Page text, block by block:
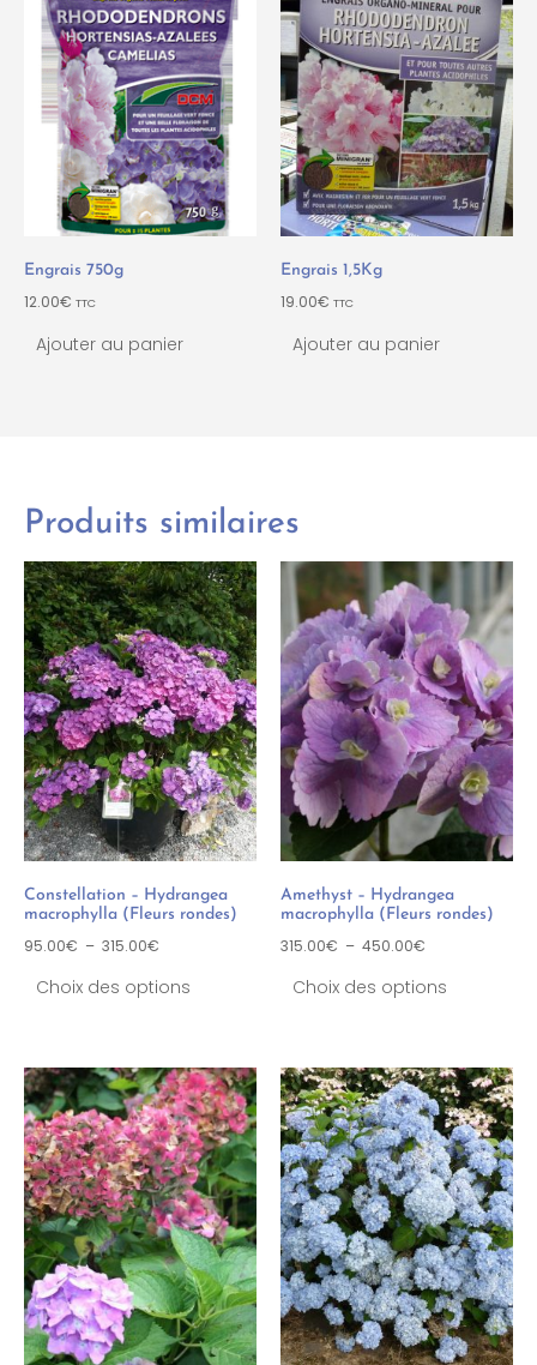
Engrais 750g
12.00€ TTC
Ajouter au panier
Engrais 1,5Kg
19.00€ TTC
Ajouter au panier
Produits similaires
Constellation – Hydrangea
macrophylla (Fleurs rondes)
95.00€ – 315.00€
Choix des options
Amethyst – Hydrangea
macrophylla (Fleurs rondes)
315.00€ – 450.00€
Choix des options